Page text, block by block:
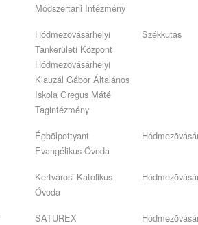
Módszertani Intézmény
Hódmezõvásárhelyi
Tankerületi Központ
Hódmezõvásárhelyi
Klauzál Gábor Általános
Iskola Gregus Máté
Tagintézmény
Székkutas
Égbõlpottyant
Evangélikus Óvoda
Kertvárosi Katolikus
Óvoda
SATUREX